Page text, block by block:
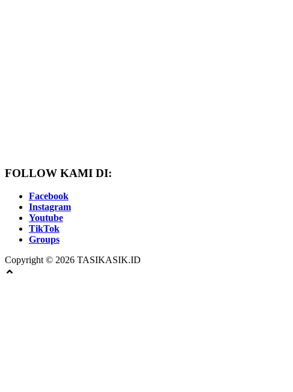
FOLLOW KAMI DI:
Facebook
Instagram
Youtube
TikTok
Groups
Copyright © 2026 TASIKASIK.ID